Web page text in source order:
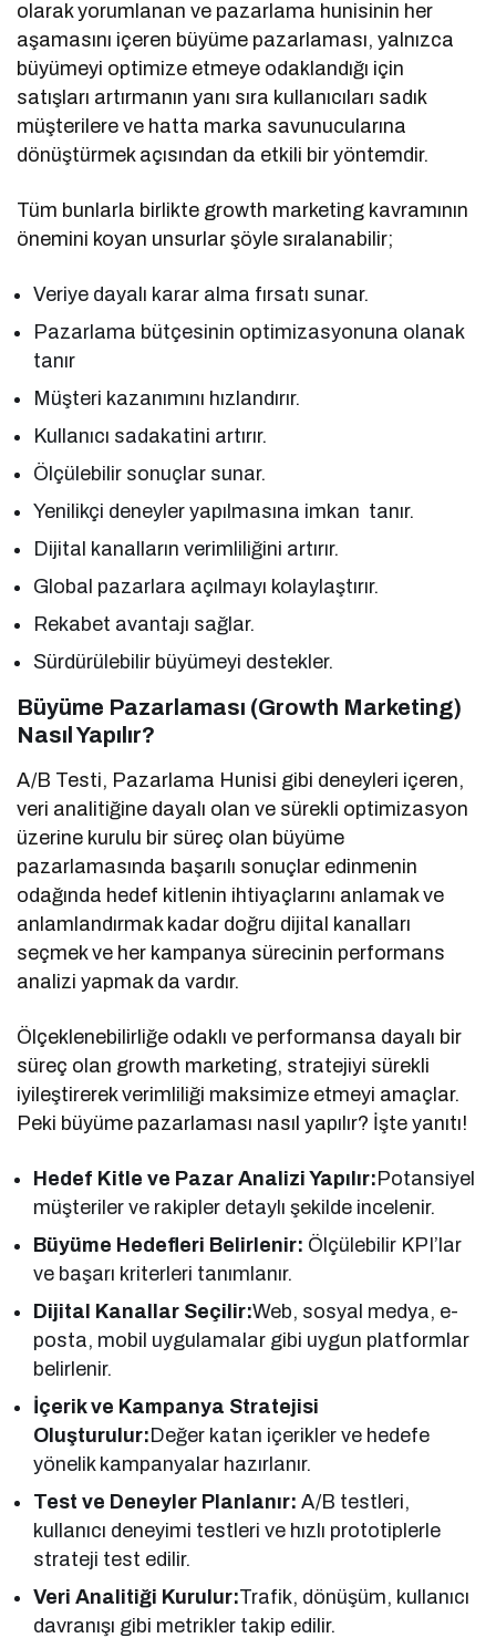
olarak yorumlanan ve pazarlama hunisinin her
aşamasını içeren büyüme pazarlaması, yalnızca
büyümeyi optimize etmeye odaklandığı için
satışları artırmanın yanı sıra kullanıcıları sadık
müşterilere ve hatta marka savunucularına
dönüştürmek açısından da etkili bir yöntemdir.
Tüm bunlarla birlikte growth marketing kavramının
önemini koyan unsurlar şöyle sıralanabilir;
Veriye dayalı karar alma fırsatı sunar.
Pazarlama bütçesinin optimizasyonuna olanak
tanır
Müşteri kazanımını hızlandırır.
Kullanıcı sadakatini artırır.
Ölçülebilir sonuçlar sunar.
Yenilikçi deneyler yapılmasına imkan tanır.
Dijital kanalların verimliliğini artırır.
Global pazarlara açılmayı kolaylaştırır.
Rekabet avantajı sağlar.
Sürdürülebilir büyümeyi destekler.
Büyüme Pazarlaması (Growth Marketing)
Nasıl Yapılır?
A/B Testi, Pazarlama Hunisi gibi deneyleri içeren,
veri analitiğine dayalı olan ve sürekli optimizasyon
üzerine kurulu bir süreç olan büyüme
pazarlamasında başarılı sonuçlar edinmenin
odağında hedef kitlenin ihtiyaçlarını anlamak ve
anlamlandırmak kadar doğru dijital kanalları
seçmek ve her kampanya sürecinin performans
analizi yapmak da vardır.
Ölçeklenebilirliğe odaklı ve performansa dayalı bir
süreç olan growth marketing, stratejiyi sürekli
iyileştirerek verimliliği maksimize etmeyi amaçlar.
Peki büyüme pazarlaması nasıl yapılır? İşte yanıtı!
Hedef Kitle ve Pazar Analizi Yapılır:Potansiyel
müşteriler ve rakipler detaylı şekilde incelenir.
Büyüme Hedefleri Belirlenir: Ölçülebilir KPI’lar
ve başarı kriterleri tanımlanır.
Dijital Kanallar Seçilir:Web, sosyal medya, e-
posta, mobil uygulamalar gibi uygun platformlar
belirlenir.
İçerik ve Kampanya Stratejisi
Oluşturulur:Değer katan içerikler ve hedefe
yönelik kampanyalar hazırlanır.
Test ve Deneyler Planlanır:A/B testleri,
kullanıcı deneyimi testleri ve hızlı prototiplerle
strateji test edilir.
Veri Analitiği Kurulur:Trafik, dönüşüm, kullanıcı
davranışı gibi metrikler takip edilir.